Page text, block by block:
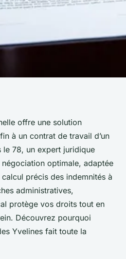
:
dans le 78
de lecture
offre une solution
à un contrat de travail d’un
78, un expert juridique
optimale, adaptée
précis des indemnités à
administratives,
protège vos droits tout en
Découvrez pourquoi
Yvelines fait toute la